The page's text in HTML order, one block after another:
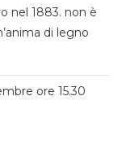
nel 1883. non è
di legno
ore 15.30